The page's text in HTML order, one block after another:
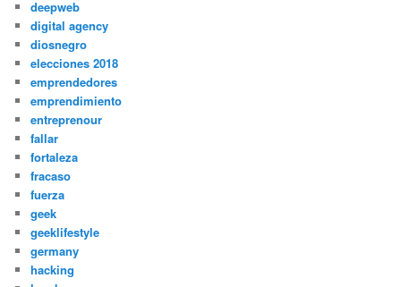
deepweb
digital agency
diosnegro
elecciones 2018
emprendedores
emprendimiento
entreprenour
fallar
fortaleza
fracaso
fuerza
geek
geeklifestyle
germany
hacking